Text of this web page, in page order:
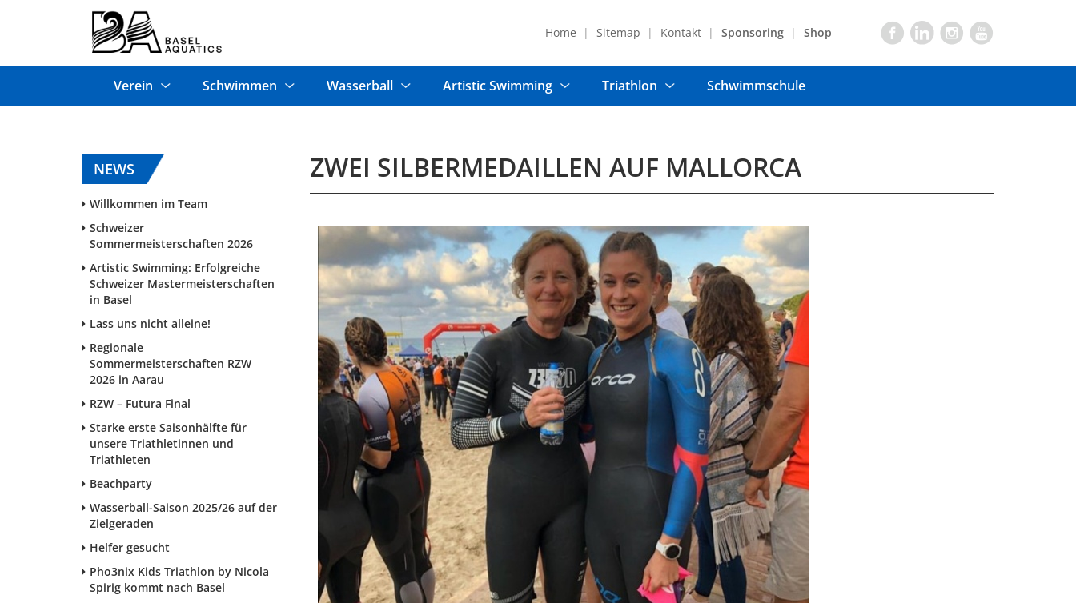
Home Sitemap Kontakt Sponsoring Shop
Verein Schwimmen Wasserball Artistic Swimming Triathlon Schwimmschule
NEWS
Willkommen im Team
Schweizer
Sommermeisterschaften 2026
Artistic Swimming: Erfolgreiche
Schweizer Mastermeisterschaften
in Basel
Lass uns nicht alleine!
Regionale
Sommermeisterschaften RZW
2026 in Aarau
RZW – Futura Final
Starke erste Saisonhälfte für
unsere Triathletinnen und
Triathleten
Beachparty
Wasserball-Saison 2025/26 auf der
Zielgeraden
Helfer gesucht
Pho3nix Kids Triathlon by Nicola
Spirig kommt nach Basel
ZWEI SILBERMEDAILLEN AUF MALLORCA